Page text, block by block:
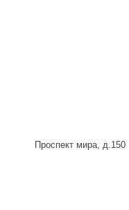
Проспект мира, д.150